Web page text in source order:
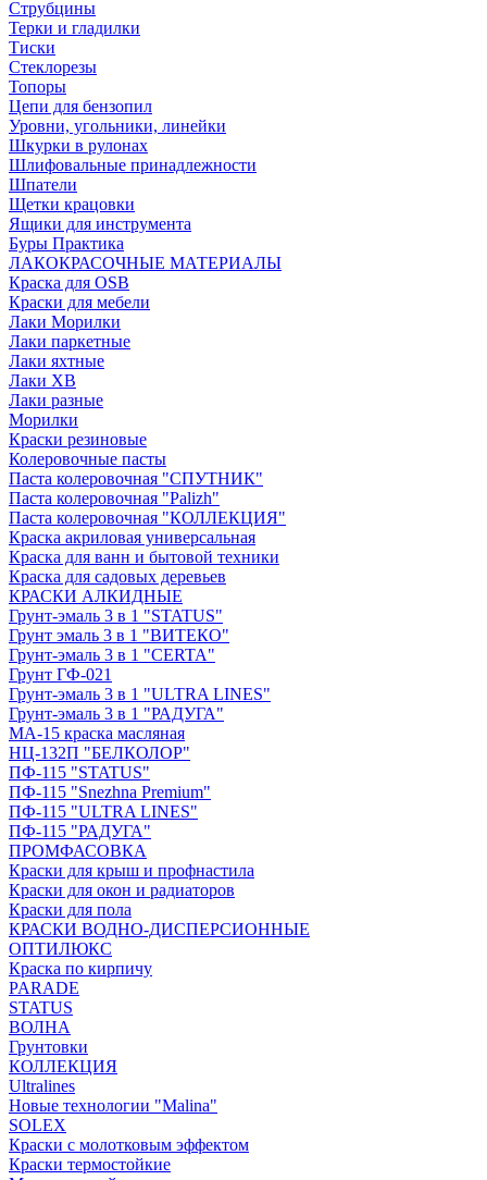
Струбцины
Терки и гладилки
Тиски
Стеклорезы
Топоры
Цепи для бензопил
Уровни, угольники, линейки
Шкурки в рулонах
Шлифовальные принадлежности
Шпатели
Щетки крацовки
Ящики для инструмента
Буры Практика
ЛАКОКРАСОЧНЫЕ МАТЕРИАЛЫ
Краска для OSB
Краски для мебели
Лаки Морилки
Лаки паркетные
Лаки яхтные
Лаки ХВ
Лаки разные
Морилки
Краски резиновые
Колеровочные пасты
Паста колеровочная "СПУТНИК"
Паста колеровочная "Palizh"
Паста колеровочная "КОЛЛЕКЦИЯ"
Краска акриловая универсальная
Краска для ванн и бытовой техники
Краска для садовых деревьев
КРАСКИ АЛКИДНЫЕ
Грунт-эмаль 3 в 1 "STATUS"
Грунт эмаль 3 в 1 "ВИТЕКО"
Грунт-эмаль 3 в 1 "CERTA"
Грунт ГФ-021
Грунт-эмаль 3 в 1 "ULTRA LINES"
Грунт-эмаль 3 в 1 "РАДУГА"
МА-15 краска масляная
НЦ-132П "БЕЛКОЛОР"
ПФ-115 "STATUS"
ПФ-115 "Snezhna Premium"
ПФ-115 "ULTRA LINES"
ПФ-115 "РАДУГА"
ПРОМФАСОВКА
Краски для крыш и профнастила
Краски для окон и радиаторов
Краски для пола
КРАСКИ ВОДНО-ДИСПЕРСИОННЫЕ
ОПТИЛЮКС
Краска по кирпичу
PARADE
STATUS
ВОЛНА
Грунтовки
КОЛЛЕКЦИЯ
Ultralines
Новые технологии "Malina"
SOLEX
Краски с молотковым эффектом
Краски термостойкие